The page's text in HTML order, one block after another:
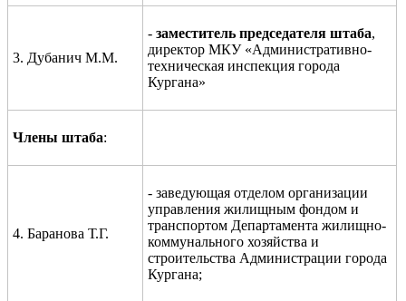
3. Дубанич М.М.
- заместитель председателя штаба,
директор МКУ «Административно-
техническая инспекция города
Кургана»
Члены штаба:
4. Баранова Т.Г.
- заведующая отделом организации
управления жилищным фондом и
транспортом Департамента жилищно-
коммунального хозяйства и
строительства Администрации города
Кургана;